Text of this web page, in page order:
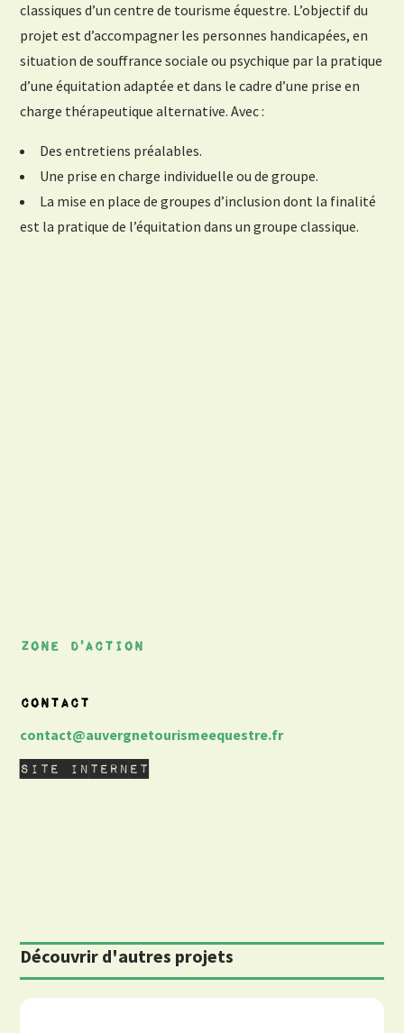
classiques d’un centre de tourisme équestre. L’objectif du
projet est d’accompagner les personnes handicapées, en
situation de souffrance sociale ou psychique par la pratique
d’une équitation adaptée et dans le cadre d’une prise en
charge thérapeutique alternative. Avec :
Des entretiens préalables.
Une prise en charge individuelle ou de groupe.
La mise en place de groupes d’inclusion dont la finalité
est la pratique de l’équitation dans un groupe classique.
Zone d'action
contact
contact@auvergnetourismeequestre.fr
Site internet
Découvrir d'autres projets